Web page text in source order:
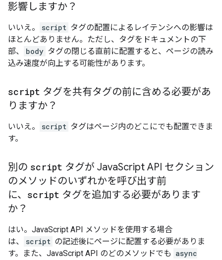
影響しますか？
いいえ。 script タグの配置によるレイテンシへの影響は
ほとんどありません。ただし、タグをドキュメントの下
部、
body タグの閉じる直前に配置すると、ページの読み
込み速度が向上する可能性があります。
script タグを共有タグの前に含める必要があ
りますか？
いいえ。 script タグはページ内のどこにでも配置できま
す。
別の script タグが JavaScript API セクション
のメソッドのいずれかを呼び出す前
に、 script タグを追加する必要があります
か？
はい。JavaScript API メソッドを使用する場合
は、
script の記述後にページに配置する必要がありま
す。また、JavaScript API のどのメソッドでも async